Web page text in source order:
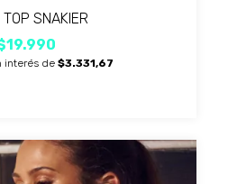
TOP SNAKIER
interés de $3.331,67